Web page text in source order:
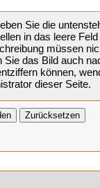
Sie die
in das leere
müssen
Sie das Bild auch
können,
dieser Seite.